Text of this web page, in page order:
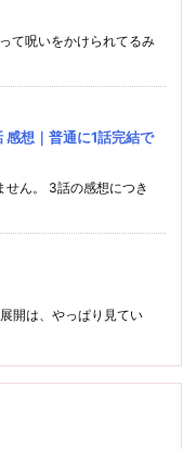
て呪いをかけられてるみ
想｜普通に1話完結で
ん。 3話の感想につき
開は、やっぱり見てい